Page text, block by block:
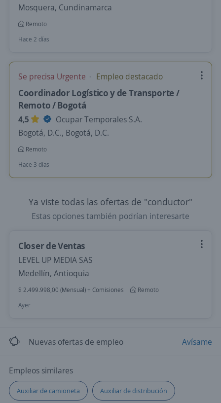
Mosquera, Cundinamarca
Remoto
Hace 2 días
Se precisa Urgente Empleo destacado
Coordinador Logístico y de Transporte /
Remoto / Bogotá
4,5
Ocupar Temporales S.A.
Bogotá, D.C., Bogotá, D.C.
Remoto
Hace 3 días
Ya viste todas las ofertas de "conductor"
Estas opciones también podrían interesarte
Closer de Ventas
LEVEL UP MEDIA SAS
Medellín, Antioquia
$ 2.499.998,00 (Mensual) + Comisiones
Remoto
Ayer
Nuevas ofertas de empleo Avísame
Empleos similares
Auxiliar de camioneta Auxiliar de distribución